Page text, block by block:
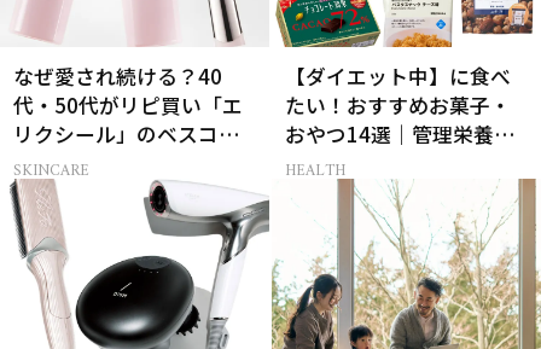
なぜ愛され続ける？40
代・50代がリピ買い「エ
リクシール」のベスコス
受賞名品3選
SKINCARE
【ダイエット中】に食べ
たい！おすすめお菓子・
おやつ14選｜管理栄養士
監修
HEALTH